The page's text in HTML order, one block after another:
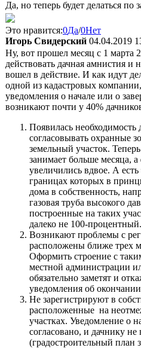
Да, но теперь будет делаться по
Это нравится:0Да/0Нет
Игорь Свидерский 04.04.2019
Ну, вот прошел месяц с 1 марта
действовать дачная амнистия и
вошел в действие. И как идут
одной из кадастровых
уведомления о начале или о
возникают почти у 40%
Появилась необходимость
согласовывать охранные
земельный участок.
занимает больше месяца,
увеличились вдвое. А
границах которых в
дома в собственность,
газовая труба высокого
построенные на таких
далеко не 100-процентный.
Возникают проблемы с
расположены ближе трех
Оформить строение с
местной администрации
обязательно заметят и
уведомления об окончании
Не зарегистрируют в
расположенные на
участках. Уведомление о
согласовано, и дачнику
(градостроительный план